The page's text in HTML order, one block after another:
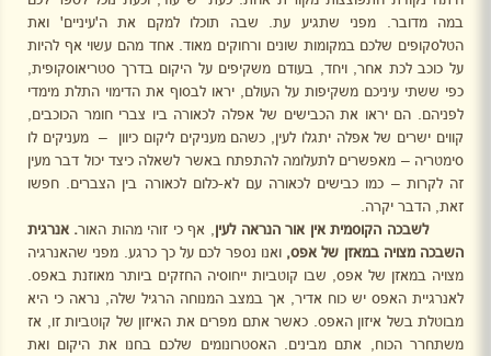
במה מדובר. מפני שתגיע עת. שבה תוכלו למקם את ה'עיניים' ואת
הטלסקופים שלכם במקומות שונים ורחוקים מאוד. אחד מהם עשוי אף להיות
על כוכב לכת אחר, ויחד, בעודם משקיפים על היקום בדרך סטריאוסקופית,
כפי ששתי עיניכם משקיפות על העולם, יראו לבסוף את הדימוי התלת מימדי
לפניהם. הם יראו את הכבישים של אפלה לכאורה ביו צברי חומר הכוכבים,
קווים ישרים של אפלה יתגלו לעין, כשהם מעניקים ליקום כיוון
– מעניקים לו
סימטריה – מאפשרים לתעלומה להתפתח באשר לשאלה כיצד יכול דבר מעין
זה לקרות – כמו כבישים לכאורה עם לא-כלום לכאורה בין הצברים. חפשו
זאת, הדבר יקרה.
לשבכה הקוסמית אין אור הנראה לעין , אף כי זוהי מהות האור. אנרגית
השבכה מצויה במאזן של אפס, ואנו נספר לכם על כך כרגע. מפני שהאנרגיה
מצויה במאזן של אפס, שבו קוטביות ייחוסיה החזקים ביותר מאוזנת באפס.
לאנרגיית האפס יש כוח אדיר, אך במצב המנוחה הרגיל שלה, נראה כי היא
מבוטלת בשל איזון האפס. כאשר אתם מפרים את האיזון של קוטביות זו, אז
משתחרר הכוח, אתם מבינים. האסטרונומים שלכם בחנו את היקום ואת